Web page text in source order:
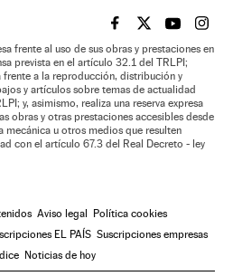
EL PAÍS BRASIL EN
EL PAÍSEL PAÍS
EL
frente al uso de sus obras y prestaciones en
prevista en el artículo 32.1 del TRLPI;
frente a la reproducción, distribución y
y artículos sobre temas de actualidad
y, asimismo, realiza una reserva expresa
obras y otras prestaciones accesibles desde
mecánica u otros medios que resulten
con el artículo 67.3 del Real Decreto - ley
Aviso legal
Política cookies
EL PAÍS Suscripciones empresas
Noticias de hoy